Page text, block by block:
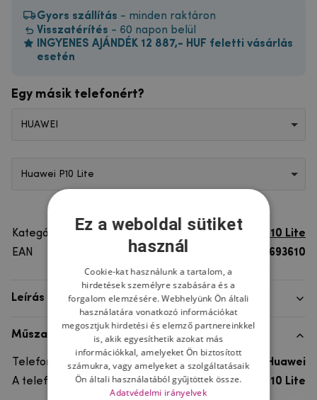
Gyors szállítás - minden raktáron
Visszatérítés - 60 napon belül
INGYENES AJÁNDÉK 12 887,- HUF feletti vásárlás
esetén
Egy másik telefonért?
HUAWEI
Huawei P10 Lite
Kategória
Huawei P10 Lite
EAN
8596579693610
Leírás
Műszaki adatok
Telefon márka
Huawei
A telefonmodellhez
Huawei P10 Lite
Ez a weboldal sütiket
használ
Cookie-kat használunk a tartalom, a
hirdetések személyre szabására és a
forgalom elemzésére. Webhelyünk Ön általi
használatára vonatkozó információkat
megosztjuk hirdetési és elemző partnereinkkel
is, akik egyesíthetik azokat más
információkkal, amelyeket Ön biztosított
számukra, vagy amelyeket a szolgáltatásaik
Ön általi használatából gyűjtöttek össze.
Adatvédelmi irányelvek